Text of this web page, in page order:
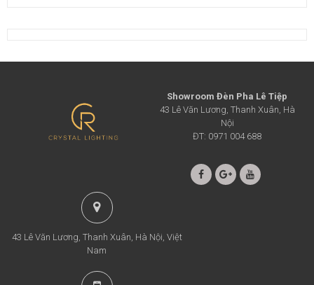
Showroom Đèn Pha Lê Tiệp
43 Lê Văn Lương, Thanh Xuân, Hà
Nội
ĐT: 0971 004 688
43 Lê Văn Lương, Thanh Xuân, Hà Nội, Việt
Nam